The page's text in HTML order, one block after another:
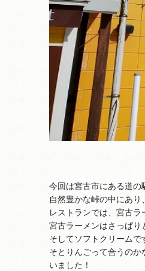
今回は宮古市にある道の
自然豊かな峠の中にあり
レストランでは、宮古ラ
宮古ラーメンはさっぱり
そしてソフトクリーム
そとりんごって合うの
いました！